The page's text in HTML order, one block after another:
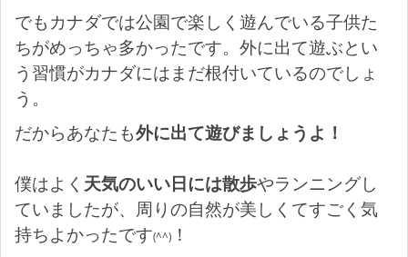
でもカナダでは公園で楽しく遊んでいる子供た
ちがめっちゃ多かったです。外に出て遊ぶとい
う習慣がカナダにはまだ根付いているのでしょ
う。
だからあなたも外に出て遊びましょうよ！
僕はよく 天気のいい日には散歩やランニングし
ていましたが、周りの自然が美しくてすごく気
持ちよかったです(^^) ！